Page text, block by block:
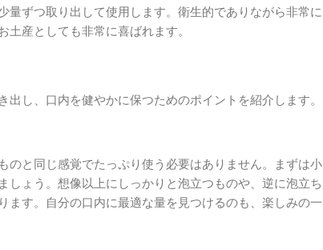
ずつ取り出して使用します。衛生的でありながら非常に
産としても非常に喜ばれます。
し、口内を健やかに保つためのポイントを紹介します。
のと同じ感覚でたっぷり使う必要はありません。まずは小
ょう。想像以上にしっかりと泡立つものや、逆に泡立ち
す。自分の口内に最適な量を見つけるのも、楽しみの一